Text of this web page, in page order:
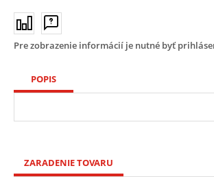
Pre zobrazenie informácií je nutné byť
POPIS
ZARADENIE TOVARU